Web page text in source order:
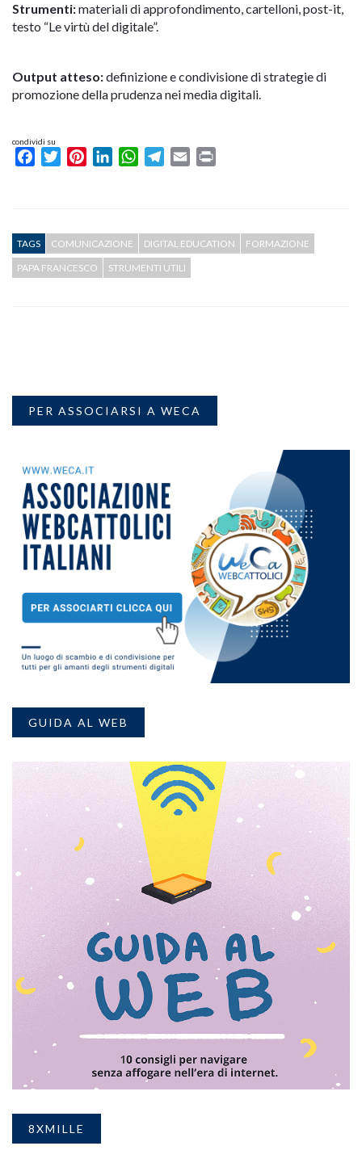
Strumenti:materiali di approfondimento, cartelloni, post-it,
testo “Le virtù del digitale”.
Output atteso:definizione e condivisione di strategie di
promozione della prudenza nei media digitali.
condividi su
FacebookTwitterPinterestLinkedInWhatsAppTelegram
Email
TAGS COMUNICAZIONE DIGITAL EDUCATION
FORMAZIONE
PAPA FRANCESCO
STRUMENTI UTILI
PER ASSOCIARSI A WECA
GUIDA AL WEB
8XMILLE